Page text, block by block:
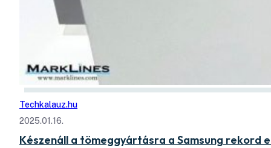
Techkalauz.hu
2025.01.16.
Készenáll a tömeggyártásra a Samsung